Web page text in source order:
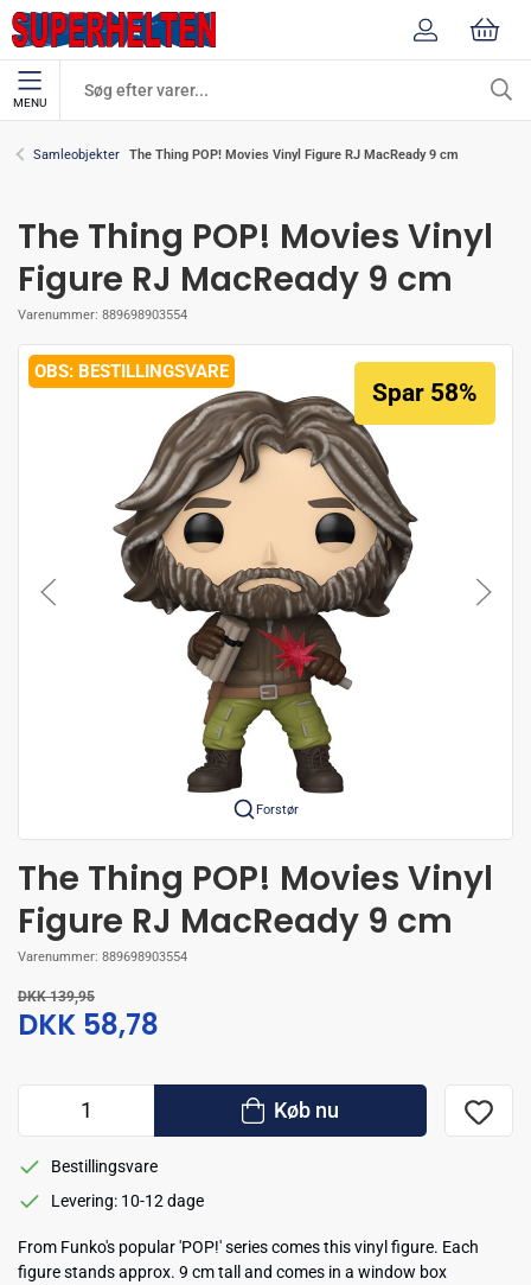
MENU
Samleobjekter The Thing POP! Movies Vinyl Figure RJ MacReady 9 cm
The Thing POP! Movies Vinyl
Figure RJ MacReady 9 cm
Varenummer: 889698903554
BESTILLINGSVARE
Forstør
Spar 58%
The Thing POP! Movies Vinyl
Figure RJ MacReady 9 cm
Varenummer: 889698903554
DKK 139,95
DKK 58,78
Køb nu
Bestillingsvare
Levering: 10-12 dage
From Funko's popular 'POP!' series comes this vinyl figure. Each
figure stands approx. 9 cm tall and comes in a window box